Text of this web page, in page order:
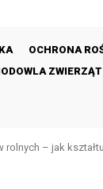
OCHRONA
ZWIERZĄT
mleka – jak
– jak